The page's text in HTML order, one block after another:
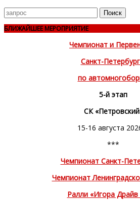
Поиск
для
БЛИЖАЙШЕЕ МЕРОПРИЯТИЕ
Чемпионат и
Санкт-
по
5-й этап
СК
15-16 августа
***
Чемпионат Санкт-
Чемпионат
Ралли «Игора Драйв